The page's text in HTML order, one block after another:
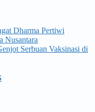
Dharma Pertiwi
Nusantara
Serbuan Vaksinasi di